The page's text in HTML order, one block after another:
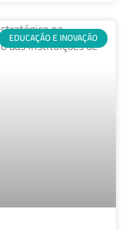
EDUCAÇÃO E INOVAÇÃO